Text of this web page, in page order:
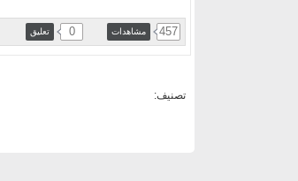
457 مشاهدات 0 تعليق
تصنيف: